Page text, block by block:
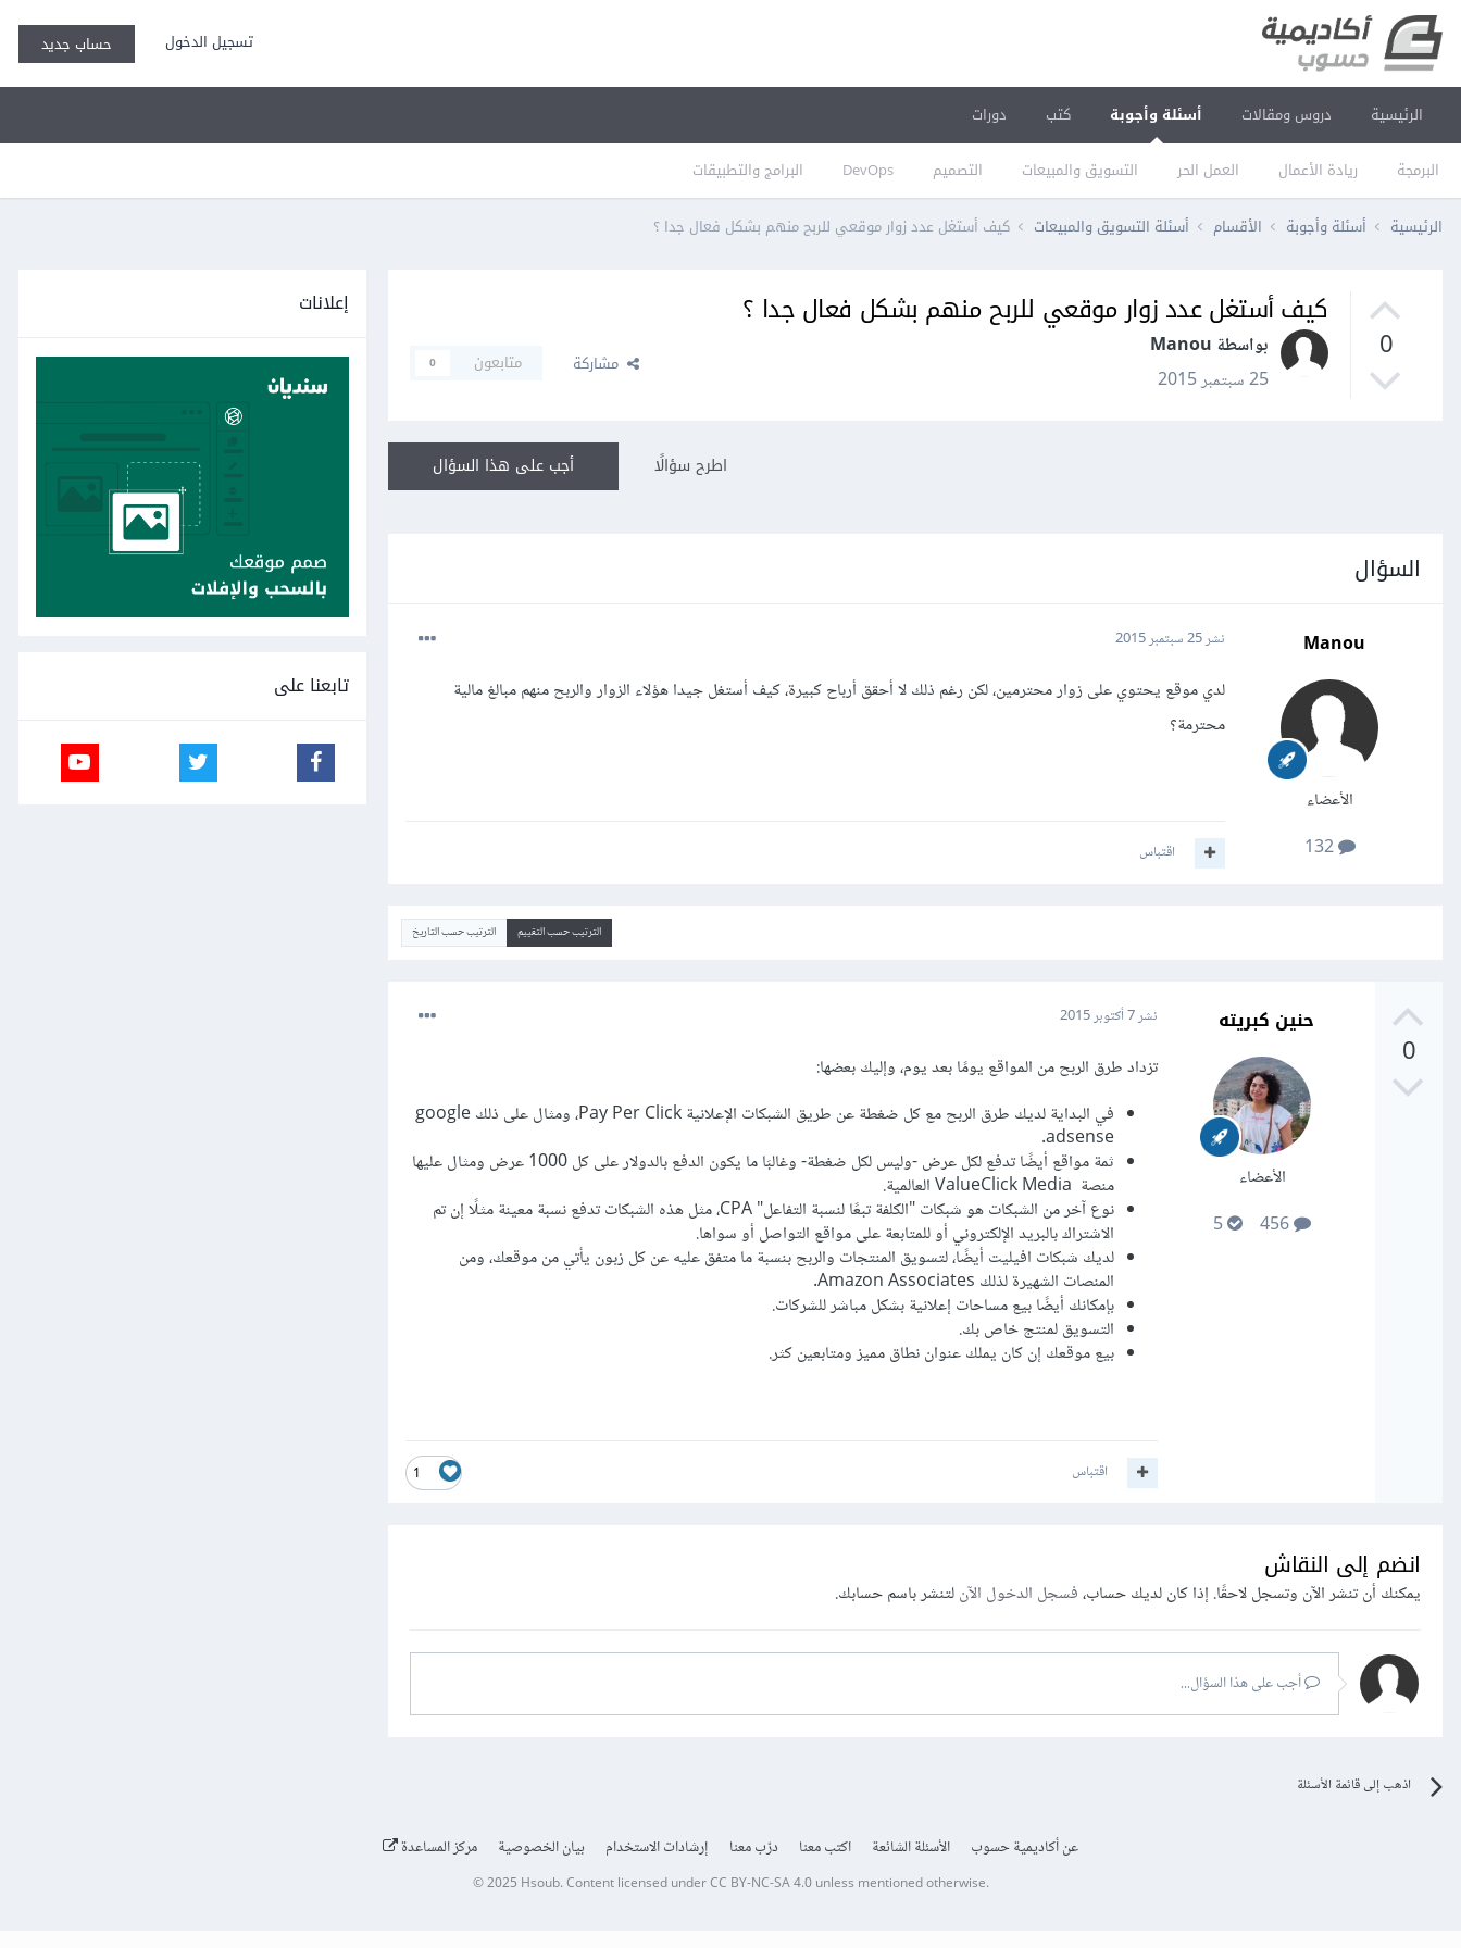
تسجيل الدخول حساب جديد
الرئيسية دروس ومقالات أسئلة وأجوبة
البرمجة ريادة الأعمال العمل الحر التسويق والمبيعات التصميم DevOps البرامج والتطبيقات
كتب دورات
الرئيسية أسئلة وأجوبة الأقسام أسئلة التسويق والمبيعات كيف أستغل عدد زوار موقعي للربح منهم بشكل فعال جدا ؟
0
كيف أستغل عدد زوار موقعي للربح منهم بشكل فعال جدا ؟
بواسطة Manou
25 سبتمبر 2015
مشاركة متابعون 0
أجب على هذا السؤال اطرح سؤالًا
السؤال
Manou
الأعضاء
132
نشر25 سبتمبر 2015
لدي موقع يحتوي على زوار محترمين، لكن رغم ذلك لا أحقق أرباح كبيرة، كيف أستغل جيدا هؤلاء الزوار والربح منهم مبالغ مالية
محترمة؟
اقتباس
الترتيب حسب التقييم الترتيب حسب التاريخ
0
حنين كبريته
الأعضاء
نشر7 أكتوبر 2015
تزداد طرق الربح من المواقع يومًا بعد يوم، وإليك بعضها:
في البداية لديك طرق الربح مع كل ضغطة عن طريق الشبكات الإعلانية Pay Per Click، ومثال على ذلك google
adsense.
ثمة مواقع أيضًا تدفع لكل عرض -وليس لكل ضغطة- وغالبَا ما يكون الدفع بالدولار على كل 1000 عرض ومثال عليها
منصة ValueClick Media العالمية.
نوع آخر من الشبكات هو شبكات "الكلفة تبعًا لنسبة التفاعل" CPA، مثل هذه الشبكات تدفع نسبة معينة مثلًا إن تم
الاشتراك بالبريد الإلكتروني أو للمتابعة على مواقع التواصل أو سواها.
لديك شبكات افيليت أيضًا، لتسويق المنتجات والربح بنسبة ما متفق عليه عن كل زبون يأتي من موقعك، ومن
المنصات الشهيرة لذلك Amazon Associates.
بإمكانك أيضًا بيع مساحات إعلانية بشكل مباشر للشركات.
التسويق لمنتج خاص بك.
بيع موقعك إن كان يملك عنوان نطاق مميز ومتابعين كثر.
1 اقتباس
انضم إلى النقاش
يمكنك أن تنشر الآن وتسجل لاحقًا. إذا كان لديك حساب،فسجل الدخول الآنلتنشر باسم حسابك.
أجب على هذا السؤال...
اذهب إلى قائمة الأسئلة
إعلانات
تابعنا على
عن أكاديمية حسوب الأسئلة الشائعة اكتب معنا درّب معنا إرشادات الاستخدام بيان الخصوصية مركز المساعدة
© 2025 Hsoub.Content licensed underCC BY-NC-SA 4.0unless mentioned otherwise.